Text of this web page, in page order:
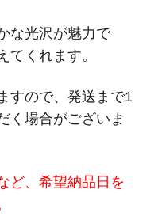
な光沢が魅力で
てくれます。
すので、発送まで1
く場合がございま
ど、希望納品日を